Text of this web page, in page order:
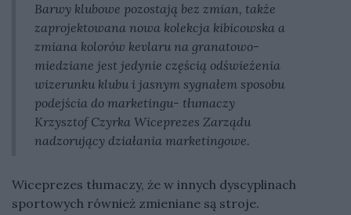
Barwy klubowe pozostają bez zmian, także
zaprojektowana nowa kolekcja kibicowska a
zmiana kolorów kevlaru na granatowo-
miedziane jest jedynie częścią odświeżenia
wizerunku klubu i jasnym sygnałem sposobu
podejścia do marketingu- tłumaczy
Krzysztof Czyrka Wiceprezes Zarządu
nadzorujący działania marketingowe.
Wiceprezes tłumaczy, że w innych dyscyplinach
sportowych również zmieniane są stroje.